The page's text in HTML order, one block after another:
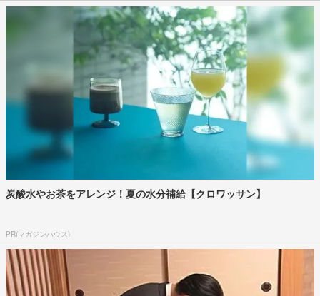
炭酸水やお茶をアレンジ！夏の水分補給【クロワッサン】
PR(マガジンハウス)